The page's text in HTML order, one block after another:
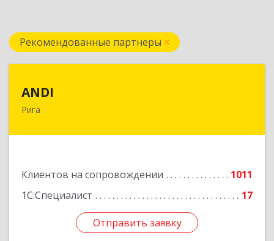
Рекомендованные партнеры
ANDI
Рига
Клиентов на сопровождении
1011
1С:Специалист
17
Отправить заявку
Отправить заявку